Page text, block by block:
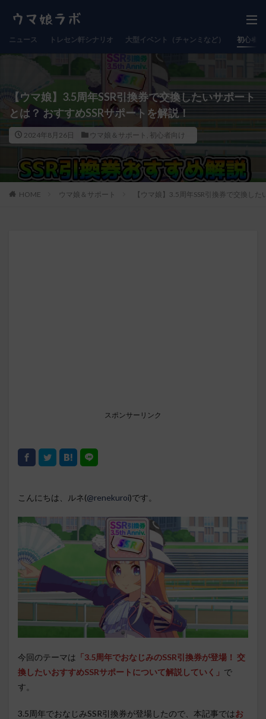
ニュース トレセン軒シナリオ 大型イベント（チャンミなど） 初心者
【ウマ娘】3.5周年SSR引換券で交換したいサポート
とは？ おすすめSSRサポートを解説！
2024年8月26日 ウマ娘＆サポート , 初心者向け
HOME ウマ娘＆サポート 【ウマ娘】3.5周年SSR引換券で交換し
スポンサーリンク
こんにちは、ルネ(@renekuroi)です。
今回のテーマは 「3.5周年でおなじみのSSR引換券が登場！ 交
換したいおすすめSSRサポートについて解説していく 」 で
す。
3.5周年でおなじみSSR引換券が登場したので、本記事ではお